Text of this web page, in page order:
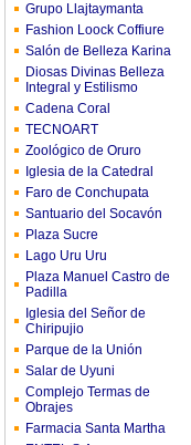
Grupo Llajtaymanta
Fashion Loock Coffiure
Salón de Belleza Karina
Diosas Divinas Belleza
Integral y Estilismo
Cadena Coral
TECNOART
Zoológico de Oruro
Iglesia de la Catedral
Faro de Conchupata
Santuario del Socavón
Plaza Sucre
Lago Uru Uru
Plaza Manuel Castro de
Padilla
Iglesia del Señor de
Chiripujio
Parque de la Unión
Salar de Uyuni
Complejo Termas de
Obrajes
Farmacia Santa Martha